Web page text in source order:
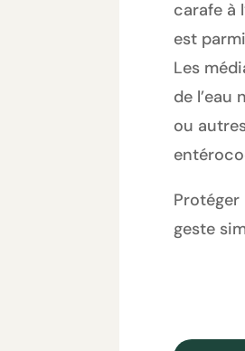
carafe à
est
Les
de l’eau
ou
Protéger
geste